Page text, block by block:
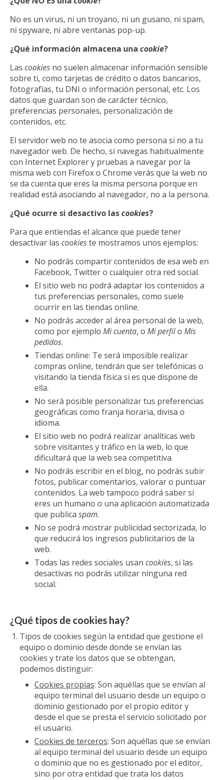
No es un virus, ni un troyano, ni un gusano, ni spam,
ni spyware, ni abre ventanas pop-up.
¿Qué información almacena una cookie?
Las cookies no suelen almacenar información sensible
sobre ti, como tarjetas de crédito o datos bancarios,
fotografías, tu DNI o información personal, etc. Los
datos que guardan son de carácter técnico,
preferencias personales, personalización de
contenidos, etc.
El servidor web no te asocia como persona si no a tu
navegador web. De hecho, si navegas habitualmente
con Internet Explorer y pruebas a navegar por la
misma web con Firefox o Chrome verás que la web no
se da cuenta que eres la misma persona porque en
realidad está asociando al navegador, no a la persona.
¿Qué ocurre si desactivo lascookies?
Para que entiendas el alcance que puede tener
desactivar las cookieste mostramos unos ejemplos:
No podrás compartir contenidos de esa web en
Facebook, Twitter o cualquier otra red social.
El sitio web no podrá adaptar los contenidos a
tus preferencias personales, como suele
ocurrir en las tiendas online.
No podrás acceder al área personal de la web,
como por ejemplo Mi cuenta, o Mi perfilo Mis
pedidos.
Tiendas online: Te será imposible realizar
compras online, tendrán que ser telefónicas o
visitando la tienda física si es que dispone de
ella.
No será posible personalizar tus preferencias
geográficas como franja horaria, divisa o
idioma.
El sitio web no podrá realizar analíticas web
sobre visitantes y tráfico en la web, lo que
dificultará que la web sea competitiva.
No podrás escribir en el blog, no podrás subir
fotos, publicar comentarios, valorar o puntuar
contenidos. La web tampoco podrá saber si
eres un humano o una aplicación automatizada
que publica spam.
No se podrá mostrar publicidad sectorizada, lo
que reducirá los ingresos publicitarios de la
web.
Todas las redes sociales usan cookies, si las
desactivas no podrás utilizar ninguna red
social.
¿Qué tipos de cookies hay?
Tipos de cookies según la entidad que gestione el
equipo o dominio desde donde se envían las
cookies y trate los datos que se obtengan,
podemos distinguir:
Cookies propias: Son aquéllas que se envían al
equipo terminal del usuario desde un equipo o
dominio gestionado por el propio editor y
desde el que se presta el servicio solicitado por
el usuario.
Cookies de terceros: Son aquéllas que se envían
al equipo terminal del usuario desde un equipo
o dominio que no es gestionado por el editor,
sino por otra entidad que trata los datos